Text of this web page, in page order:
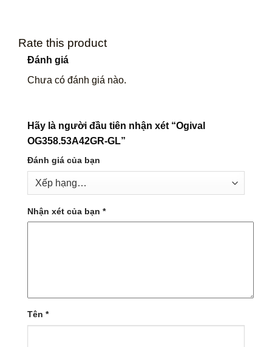
Rate this product
Đánh giá
Chưa có đánh giá nào.
Hãy là người đầu tiên nhận xét “Ogival
OG358.53A42GR-GL”
Đánh giá của bạn
Nhận xét của bạn *
Tên *